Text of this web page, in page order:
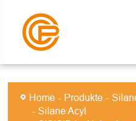
Home Produkte
Silane Acyl